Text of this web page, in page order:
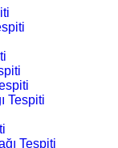
Tespiti
Tespiti